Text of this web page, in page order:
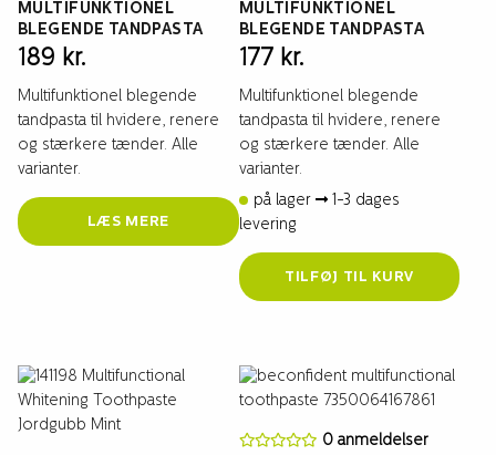
MULTIFUNKTIONEL
BLEGENDE TANDPASTA
189 kr.
Multifunktionel blegende
tandpasta til hvidere, renere
og stærkere tænder. Alle
varianter.
LÆS MERE
MULTIFUNKTIONEL
BLEGENDE TANDPASTA
177 kr.
Multifunktionel blegende
tandpasta til hvidere, renere
og stærkere tænder. Alle
varianter.
på lager
1-3 dages
levering
TILFØJ TIL KURV
0 anmeldelser